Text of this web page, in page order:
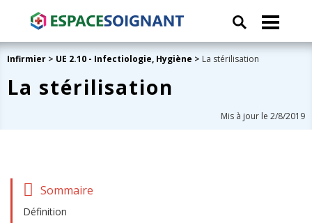
Infirmier > UE 2.10 - Infectiologie, Hygiène > La stérilisation
La stérilisation
Mis à jour le 2/8/2019
Sommaire
Définition